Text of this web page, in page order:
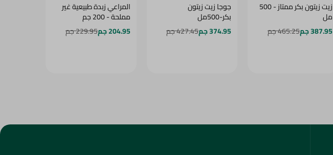
زيت زيتون بكر ممتاز - 500
مل
387.95 جم
465.25 جم
جوجا زيت زيتون
بكر-500مل
374.95 جم
427.45 جم
المراعي زبدة طبيعية غير
مملحة - 200 جم
204.95 جم
229.95 جم